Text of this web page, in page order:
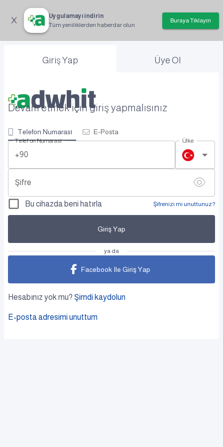
Uygulamayı indirin
Tüm yeniliklerden haberdar olun
Buraya Tıklayın
Giriş Yap Üye Ol
Devam etmek için giriş yapmalısınız
Telefon Numarası E-Posta
Telefon Numarası
+90
Ülke
Şifre
Bu cihazda beni hatırla Şifrenizi mi unuttunuz?
Giriş Yap
ya da
Facebook Ile Giriş Yap
Hesabınız yok mu? Şimdi kaydolun
E-posta adresimi unuttum